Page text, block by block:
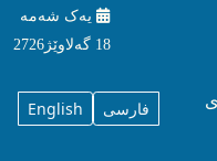
یه‌ک شه‌مه‌
18 گه‌لاوێژ2726
English فارسی